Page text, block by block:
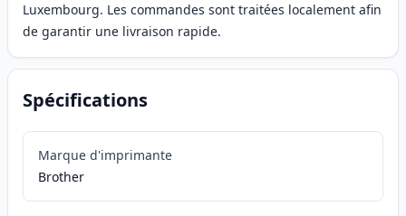
Luxembourg. Les commandes sont traitées localement afin
de garantir une livraison rapide.
Spécifications
Marque d'imprimante
Brother